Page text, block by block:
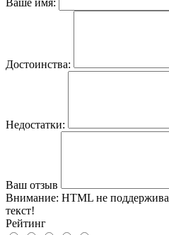
Достоинства:
Недостатки:
Ваш отзыв
Внимание: HTML не
текст!
Рейтинг